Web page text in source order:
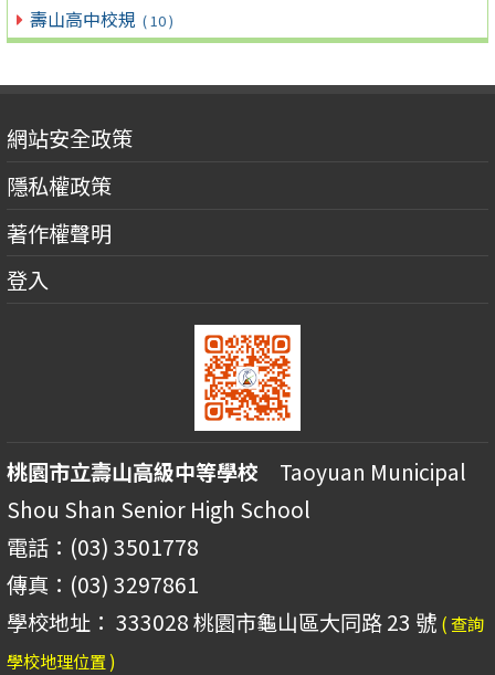
壽山高中校規 ( 10 )
網站安全政策
隱私權政策
著作權聲明
登入
桃園市立壽山高級中等學校 Taoyuan Municipal
Shou Shan Senior High School
電話：(03) 3501778
傳真：(03) 3297861
學校地址： 333028 桃園市龜山區大同路 23 號 ( 查詢
學校地理位置 )